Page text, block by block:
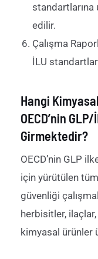
standartlarına
edilir.
Çalışma
İLU
Hangi
OECD’nin
Girmektedir?
OECD’nin GLP i
için yürütülen
güvenliği
herbisitler,
kimyasal ürünler